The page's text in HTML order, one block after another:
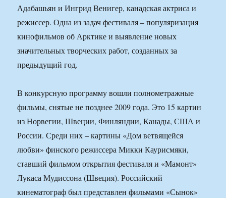
Адабашьян и Ингрид Венигер, канадская актриса и
режиссер. Одна из задач фестиваля – популяризация
кинофильмов об Арктике и выявление новых
значительных творческих работ, созданных за
предыдущий год.
В конкурсную программу вошли полнометражные
фильмы, снятые не позднее 2009 года. Это 15 картин
из Норвегии, Швеции, Финляндии, Канады, США и
России. Среди них – картины «Дом ветвящейся
любви» финского режиссера Микки Каурисмяки,
ставший фильмом открытия фестиваля и «Мамонт»
Лукаса Мудиссона (Швеция). Российский
кинематограф был представлен фильмами «Сынок»